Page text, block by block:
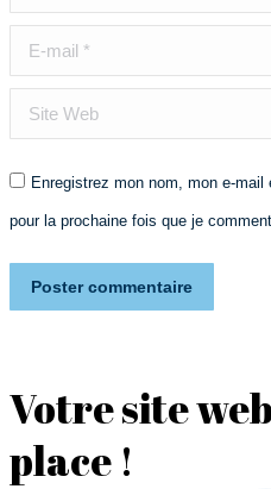
E-mail *
Site Web
Enregistrez mon nom, mon e-
pour la prochaine fois que je
Poster commentaire
Votre site
place !